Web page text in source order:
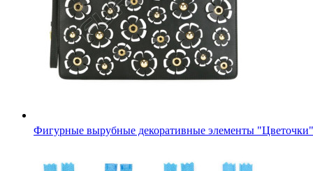
Фигурные вырубные декоративные элементы "Цветочки"